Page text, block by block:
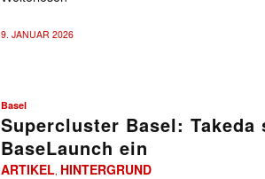
9. JANUAR 2026
Basel
Supercluster Basel: Takeda
BaseLaunch ein
ARTIKEL, HINTERGRUND